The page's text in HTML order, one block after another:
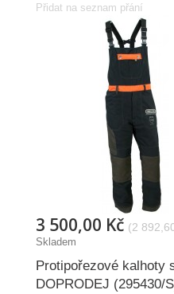
Přidat na seznam přání
3 500,00 Kč (2
Skladem
Protipořezové kalhoty
DOPRODEJ (295430/